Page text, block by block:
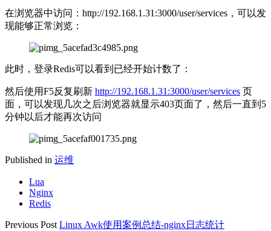
在浏览器中访问：http://192.168.1.31:3000/user/services，可以发
现能够正常浏览：
此时，登录Redis可以看到已经开始计数了：
然后使用F5反复刷新 http://192.168.1.31:3000/user/services 页
面，可以发现几次之后浏览器就显示403页面了，然后一直到5
分钟以后才能再次访问
Published in 运维
Lua
Nginx
Redis
Previous Post Linux Awk使用案例总结-nginx日志统计